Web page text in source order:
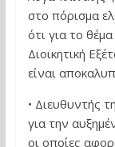
στο πόρισμα
ότι για το
Διοικητική
είναι
• Διευθυντής
για την
οι οποίες